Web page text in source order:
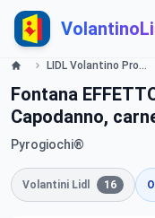
LIDL Volantino Promozioni Per una festa scoppiettante- Offerte valide dal 12 Dicembre 2013 Lidl
Fontana
Capodanno,
Pyrogiochi®
Volantini Lidl 16